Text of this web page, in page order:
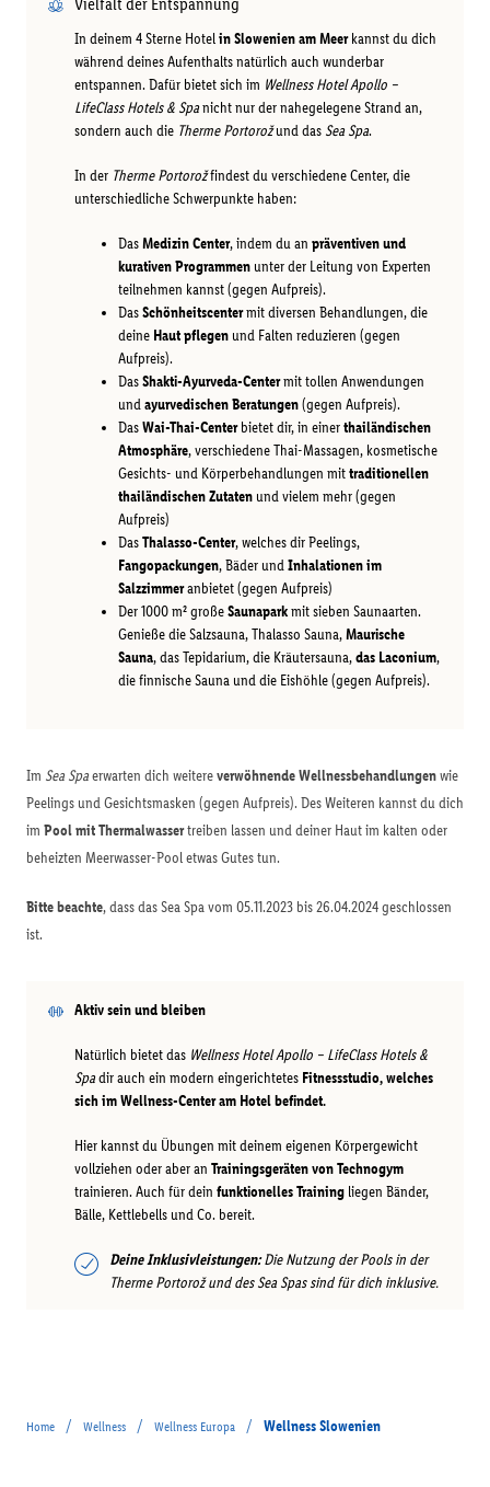
In deinem 4 Sterne Hotelin Slowenien am Meerkannst du dich
während deines Aufenthalts natürlich auch wunderbar
entspannen. Dafür bietet sich im Wellness Hotel Apollo –
LifeClass Hotels & Spanicht nur der nahegelegene Strand an,
sondern auch die Therme Portorožund das Sea Spa.
In der Therme Portorožfindest du verschiedene Center, die
unterschiedliche Schwerpunkte haben:
DasMedizin Center, indem du an präventiven und
kurativen Programmen unter der Leitung von Experten
teilnehmen kannst (gegen Aufpreis).
DasSchönheitscentermit diversen Behandlungen, die
deine Haut pflegen und Falten reduzieren (gegen
Aufpreis).
DasShakti-Ayurveda-Centermit tollen Anwendungen
undayurvedischen Beratungen(gegen Aufpreis).
DasWai-Thai-Centerbietet dir, in einerthailändischen
Atmosphäre, verschiedene Thai-Massagen, kosmetische
Gesichts- und Körperbehandlungen mittraditionellen
thailändischen Zutaten und vielem mehr (gegen
Aufpreis)
DasThalasso-Center, welches dir Peelings,
Fangopackungen, Bäder undInhalationen im
Salzzimmeranbietet (gegen Aufpreis)
Der 1000 m² großeSaunaparkmit sieben Saunaarten.
Genieße die Salzsauna, Thalasso Sauna,Maurische
Sauna, das Tepidarium, die Kräutersauna,das Laconium,
die finnische Sauna und die Eishöhle (gegen Aufpreis).
Im Sea Spaerwarten dich weitereverwöhnende Wellnessbehandlungenwie
Peelings und Gesichtsmasken (gegen Aufpreis). Des Weiteren kannst du dich
im Pool mit Thermalwassertreiben lassen und deiner Haut im kalten oder
beheizten Meerwasser-Pool etwas Gutes tun.
Bitte beachte, dass das Sea Spa vom 05.11.2023 bis 26.04.2024 geschlossen
ist.
Aktiv sein und bleiben
Natürlich bietet das Wellness Hotel Apollo – LifeClass Hotels &
Spadir auch ein modern eingerichtetes Fitnessstudio, welches
sich im Wellness-Center am Hotel befindet.
Hier kannst du Übungen mit deinem eigenen Körpergewicht
vollziehen oder aber an Trainingsgeräten von Technogym
trainieren. Auch für dein funktionelles Training liegen Bänder,
Bälle, Kettlebells und Co. bereit.
Deine Inklusivleistungen:Die Nutzung der Pools in der
Therme Portorož und des Sea Spas sind für dich inklusive.
Home / Wellness / Wellness Europa / Wellness Slowenien